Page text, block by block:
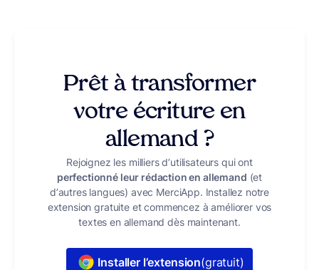
Prêt à transformer
votre écriture en
allemand ?
Rejoignez les milliers d’utilisateurs qui ont
perfectionné leur rédaction en allemand (et
d’autres langues) avec MerciApp. Installez notre
extension gratuite et commencez à améliorer vos
textes en allemand dès maintenant.
Installer l’extension(gratuit)